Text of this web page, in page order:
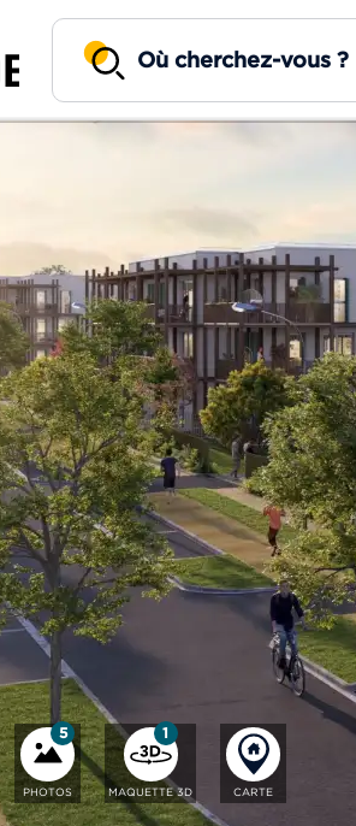
5
PHOTOS
1
MAQUETTE 3D CARTE